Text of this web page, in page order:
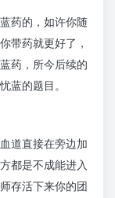
药的，如许你随
带药就更好了，
药，所今后续的
蓝的题目。
道直接在旁边加
都是不成能进入
存活下来你的团